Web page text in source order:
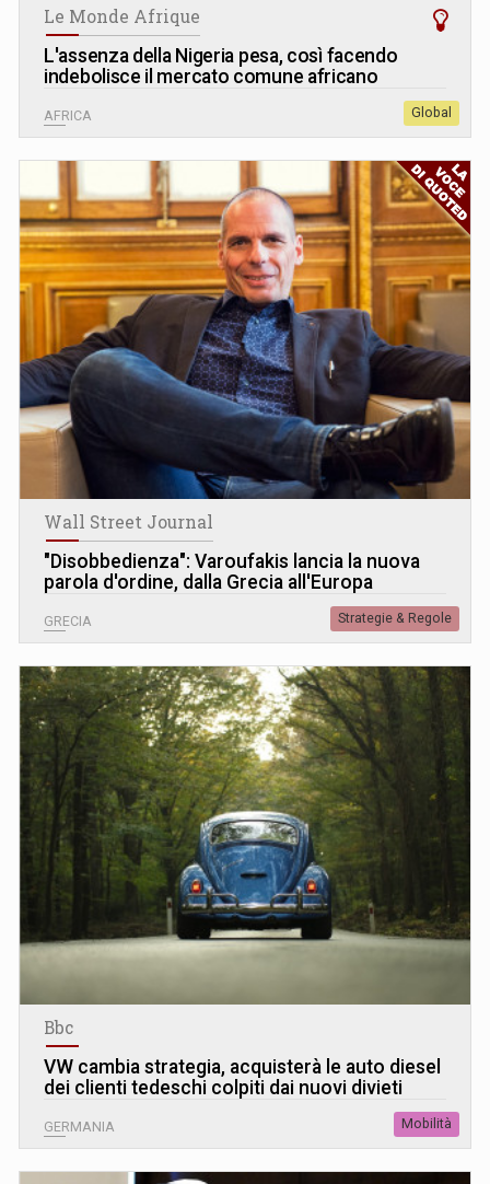
Le Monde Afrique
L'assenza della Nigeria pesa, così facendo
indebolisce il mercato comune africano
AFRICA Global
Wall Street Journal
"Disobbedienza": Varoufakis lancia la nuova
parola d'ordine, dalla Grecia all'Europa
GRECIA Strategie & Regole
Bbc
VW cambia strategia, acquisterà le auto diesel
dei clienti tedeschi colpiti dai nuovi divieti
GERMANIA Mobilità